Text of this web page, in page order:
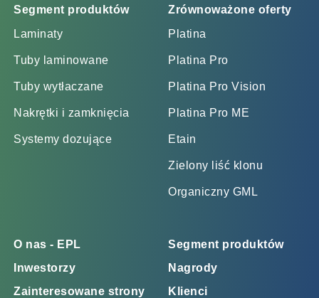
Segment produktów
Laminaty
Tuby laminowane
Tuby wytłaczane
Nakrętki i zamknięcia
Systemy dozujące
Zrównoważone oferty
Platina
Platina Pro
Platina Pro Vision
Platina Pro ME
Etain
Zielony liść klonu
Organiczny GML
O nas - EPL
Inwestorzy
Zainteresowane strony
Segment produktów
Nagrody
Klienci